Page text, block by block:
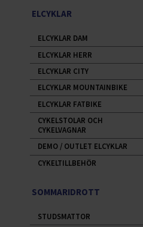
ELCYKLAR
ELCYKLAR DAM
ELCYKLAR HERR
ELCYKLAR CITY
ELCYKLAR MOUNTAINBIKE
ELCYKLAR FATBIKE
CYKELSTOLAR OCH
CYKELVAGNAR
DEMO / OUTLET ELCYKLAR
CYKELTILLBEHÖR
SOMMARIDROTT
STUDSMATTOR